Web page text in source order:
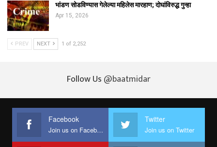
भांडण सोडविण्यास गेलेल्या महिलेस मारहाण; दोघांविरुद्ध गुन्हा
Apr 15, 2026
PREV NEXT 1 of 2,252
Follow Us @baatmidar
Facebook
Join us on Facebook
Twitter
Join us on Twitter